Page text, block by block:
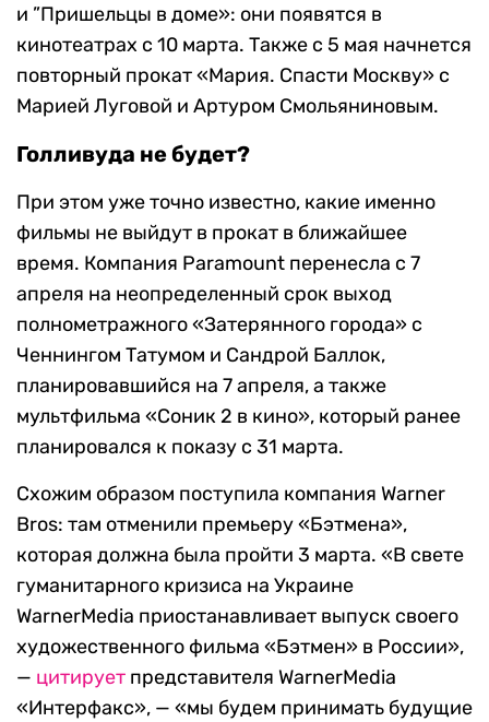
и ”Пришельцы в доме»: они появятся в
кинотеатрах с 10 марта. Также с 5 мая начнется
повторный прокат «Мария. Спасти Москву» с
Марией Луговой и Артуром Смольяниновым.
Голливуда не будет?
При этом уже точно известно, какие именно
фильмы не выйдут в прокат в ближайшее
время. Компания Paramount перенесла с 7
апреля на неопределенный срок выход
полнометражного «Затерянного города» с
Ченнингом Татумом и Сандрой Баллок,
планировавшийся на 7 апреля, а также
мультфильма «Соник 2 в кино», который ранее
планировался к показу с 31 марта.
Схожим образом поступила компания Warner
Bros: там отменили премьеру «Бэтмена»,
которая должна была пройти 3 марта. «В свете
гуманитарного кризиса на Украине
WarnerMedia приостанавливает выпуск своего
художественного фильма «Бэтмен» в России»,
— цитирует представителя WarnerMedia
«Интерфакс», — «мы будем принимать будущие